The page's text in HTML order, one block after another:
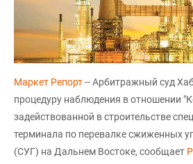
Маркет Репорт-- Арбитражный суд
процедуру наблюдения в отношении
задействованной в строительстве
терминала по перевалке сжиженных
(СУГ) на Дальнем Востоке, сообщает